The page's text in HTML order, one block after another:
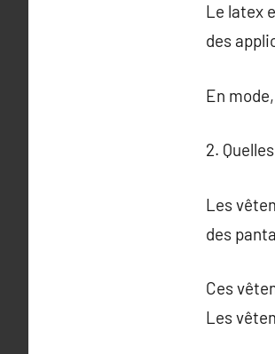
Le latex
des
En
2.
Les
des
Ces
Les